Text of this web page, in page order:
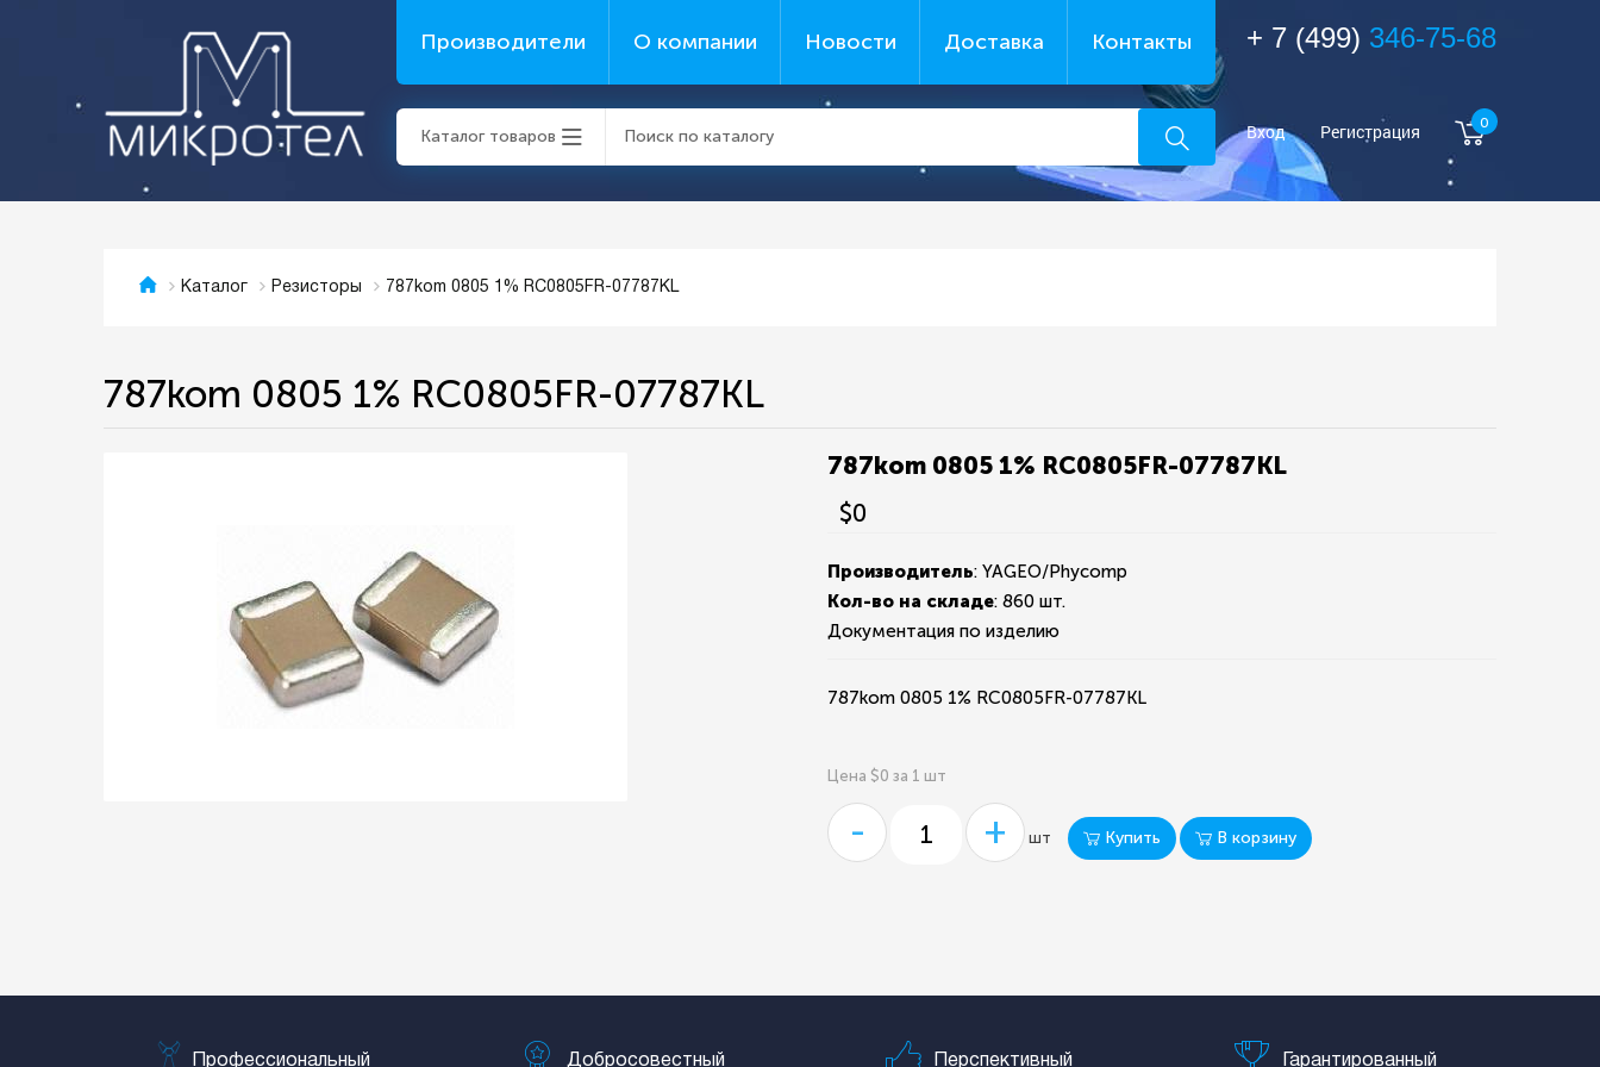
Производители О компании Новости Доставка Контакты
Каталог товаров
+ 7 (499) 346-75-68
Вход Регистрация 0
Каталог Резисторы 787kom 0805 1% RC0805FR-07787KL
787kom 0805 1% RC0805FR-07787KL
787kom 0805 1% RC0805FR-07787KL
$0
Производитель: YAGEO/Phycomp
Кол-во на складе:860 шт.
Документация по изделию
787kom 0805 1% RC0805FR-07787KL
Цена $0 за 1 шт
- + шт Купить В корзину
Профессиональный Добросовестный Перспективный Гарантированный